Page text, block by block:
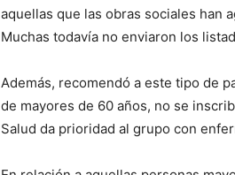
aquellas que las obras sociales han
Muchas todavía no enviaron los
Además, recomendó a este tipo de
de mayores de 60 años, no se
Salud da prioridad al grupo con